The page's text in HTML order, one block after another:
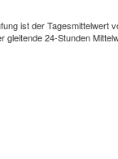
ist der Tagesmittelwert
gleitende 24-Stunden